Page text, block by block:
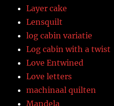
Layer cake
Lensquilt
log cabin variatie
Log cabin with a twist
Love Entwined
Love letters
machinaal quilten
Mandela